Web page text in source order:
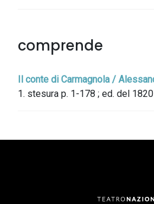
comprende
Il conte di Carmagnola /
1. stesura p. 1-178 ; ed. del